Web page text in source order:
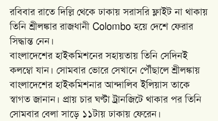
রবিবার রাতে দিল্লি থেকে ঢাকায় সরাসরি ফ্লাইট না থাকায়
তিনি শ্রীলঙ্কার রাজধানী Colomboহয়ে দেশে ফেরার
সিদ্ধান্ত নেন।
বাংলাদেশের হাইকমিশনের সহায়তায় তিনি সেদিনই
কলম্বো যান। সোমবার ভোরে সেখানে পৌঁছালে শ্রীলঙ্কায়
বাংলাদেশের হাইকমিশনার আন্দালিব ইলিয়াস তাকে
স্বাগত জানান। প্রায় চার ঘণ্টা ট্রানজিটে থাকার পর তিনি
সোমবার বেলা সাড়ে ১১টায় ঢাকায় ফেরেন।